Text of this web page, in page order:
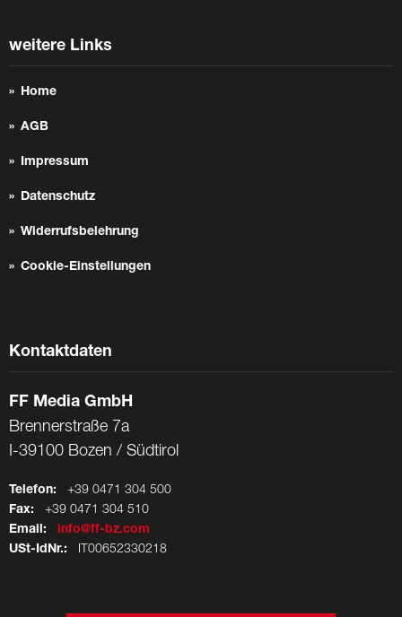
weitere Links
Home
AGB
Impressum
Datenschutz
Widerrufsbelehrung
Cookie-Einstellungen
Kontaktdaten
FF Media GmbH
Brennerstraße 7a
I-39100 Bozen / Südtirol
Telefon: +39 0471 304 500
Fax: +39 0471 304 510
Email:
info@ff-bz.com
USt-IdNr.: IT00652330218